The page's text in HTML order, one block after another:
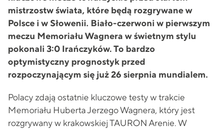
mistrzostw świata, które będą rozgrywane w
Polsce i w Słowenii. Biało-czerwoni w pierwszym
meczu Memoriału Wagnera w świetnym stylu
pokonali 3:0 Irańczyków. To bardzo
optymistyczny prognostyk przed
rozpoczynającym się już 26 sierpnia mundialem.
Polacy zdają ostatnie kluczowe testy w trakcie
Memoriału Huberta Jerzego Wagnera, który jest
rozgrywany w krakowskiej TAURON Arenie. W